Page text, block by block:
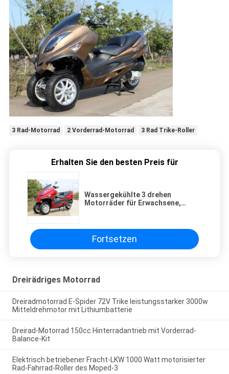
3 Rad-Motorrad 2 Vorderrad-Motorrad 3 Rad Trike-Roller
Erhalten Sie den besten Preis für
Wassergekühlte 3 drehen
Motorräder für Erwachsene,
Fortsetzen
Dreirädriges Motorrad
Dreiradmotorrad E-Spider 72V Trike leistungsstarker 3000w
Mitteldrehmotor mit Lithiumbatterie
Dreirad-Motorrad 150cc Hinterradantrieb mit Vorderrad-
Balance-Kit
Elektrisch betriebener Fracht-LKW 1000 Watt motorisierter
Rad-Fahrrad-Roller des Moped-3